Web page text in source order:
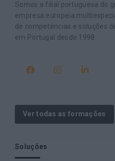
Somos a filial portuguesa do
empresa europeia
de competências e soluções
em Portugal desde 1998.
Ver todas as formações
Soluções